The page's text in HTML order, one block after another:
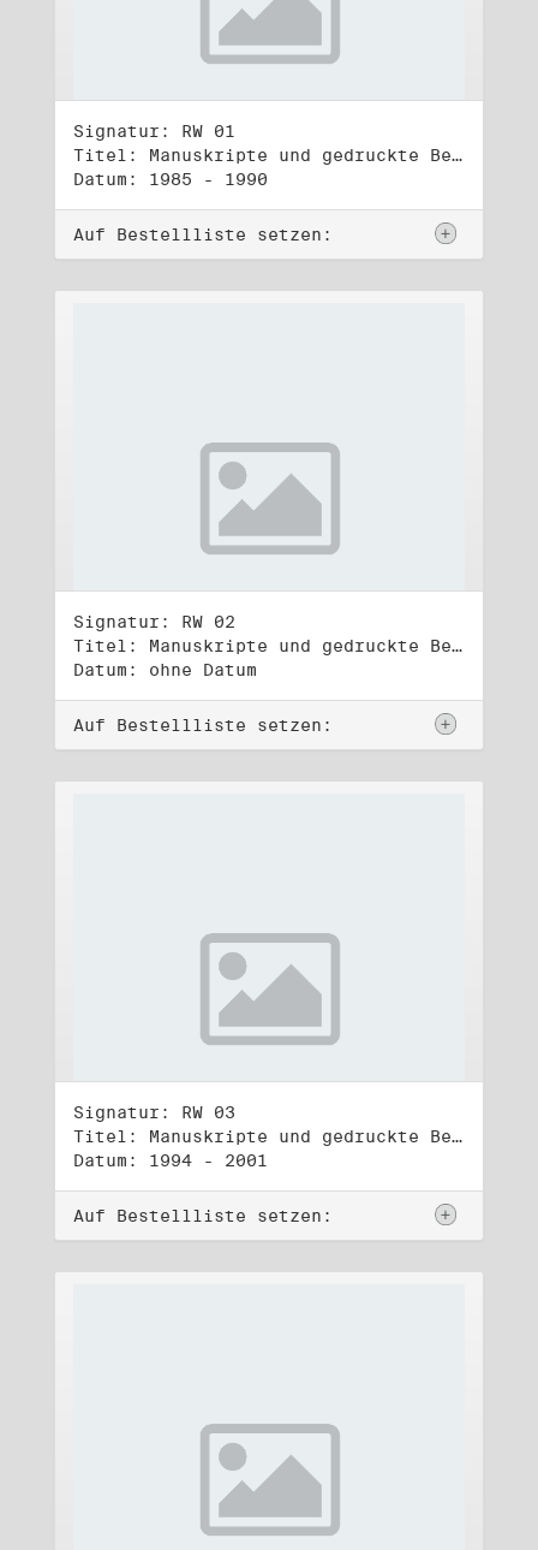
Signatur: RW 01
Titel: Manuskripte und gedruckte Belege (1)
Datum: 1985 - 1990
Auf Bestellliste setzen:
Signatur: RW 02
Titel: Manuskripte und gedruckte Belege (2)
Datum: ohne Datum
Auf Bestellliste setzen:
Signatur: RW 03
Titel: Manuskripte und gedruckte Belege (3)
Datum: 1994 - 2001
Auf Bestellliste setzen: